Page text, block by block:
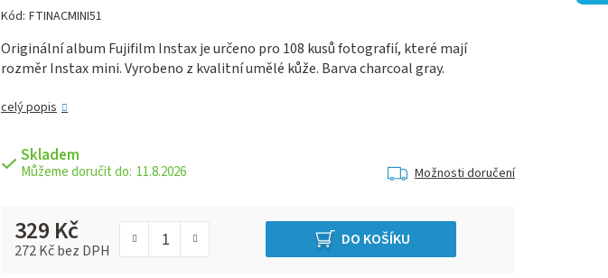
hodnocení
je
0,0
hvězdiček.
Kód: FTINACMINI51
Originální album Fujifilm Instax je určeno pro 108 kusů fotografií, které mají
rozměr Instax mini. Vyrobeno z kvalitní umělé kůže. Barva charcoal gray.
celý popis
Skladem
11.8.2026 Možnosti doručení
329 Kč
272 Kč bez DPH
DO KOŠÍKU